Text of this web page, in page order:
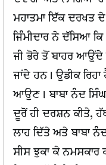
ਮਹਾਤਮਾ ਇੱਕ ਦਰਖਤ ਦੇ
ਜਿੰਮੀਦਾਰ ਨੇ ਦੱਸਿਆ
ਜੀ ਭੋਰੇ ਤੋਂ ਬਾਹਰ ਆਉਂਦੇ
ਜਾਂਦੇ ਹਨ। ਉਡੀਕ ਰਿਹਾ
ਆਉਣ। ਬਾਬਾ ਨੰਦ
ਦੂਰੋਂ ਹੀ ਦਰਸ਼ਨ ਕੀਤੇ,
ਲਾਹ ਦਿੱਤੇ ਅਤੇ ਬਾਬਾ
ਸੀਸ ਝੁਕਾ ਕੇ